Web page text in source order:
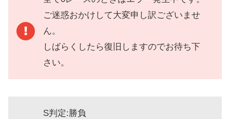
ご迷惑おかけして大変申し訳ございませ
ん。
しばらくしたら復旧しますのでお待ち下
さい。
S判定:勝負